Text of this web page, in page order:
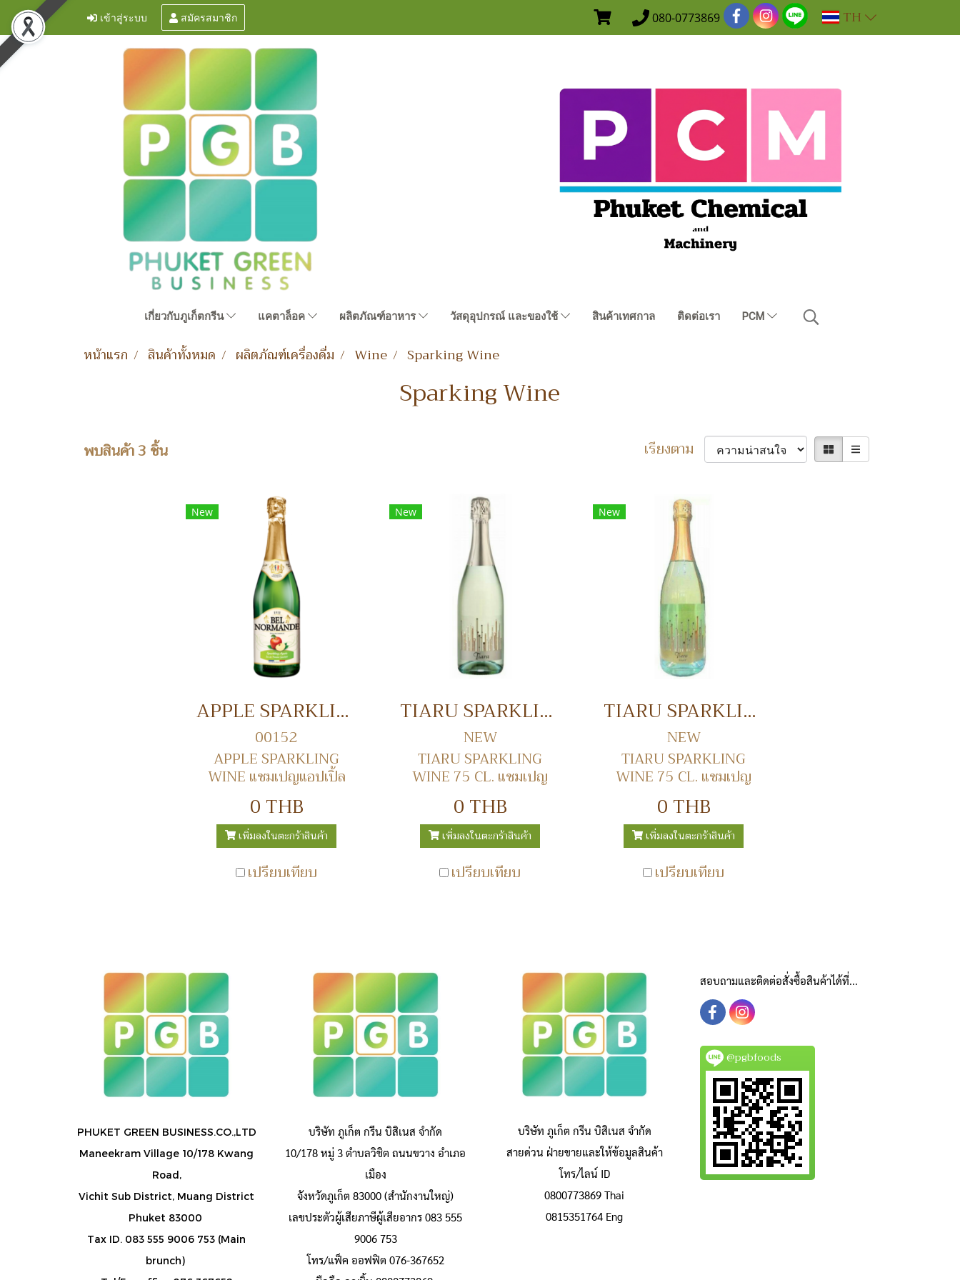
เข้าสู่ระบบ สมัครสมาชิก 080-0773869 TH
เกี่ยวกับภูเก็ตกรีน แคตาล็อค ผลิตภัณฑ์อาหาร วัสดุอุปกรณ์ และของใช้ สินค้าเทศกาล ติดต่อเรา PCM
หน้าแรก สินค้าทั้งหมด ผลิตภัณฑ์เครื่องดื่ม Wine Sparking Wine
Sparking Wine
พบสินค้า 3 ชิ้น เรียงตาม
New
APPLE SPARKLING WINE แชมเปญแอปเปิ้ล
00152
APPLE SPARKLING
WINE แชมเปญแอปเปิ้ล
0 THB
เพิ่มลงในตะกร้าสินค้า
เปรียบเทียบ
New
TIARU SPARKLING WINE 75 CL. แชมเปญ
NEW
TIARU SPARKLING
WINE 75 CL. แชมเปญ
0 THB
เพิ่มลงในตะกร้าสินค้า
เปรียบเทียบ
New
TIARU SPARKLING WINE 75 CL. แชมเปญ
NEW
TIARU SPARKLING
WINE 75 CL. แชมเปญ
0 THB
เพิ่มลงในตะกร้าสินค้า
เปรียบเทียบ
PHUKET GREEN BUSINESS.CO.,LTD
Maneekram Village 10/178 Kwang
Road,
Vichit Sub District, Muang District
Phuket 83000
Tax ID. 083 555 9006 753 (Main
brunch)
บริษัท ภูเก็ต กรีน บิสิเนส จำกัด
10/178 หมู่ 3 ตำบลวิชิต ถนนขวาง อำเภอ
เมือง
จังหวัดภูเก็ต 83000 (สำนักงานใหญ่)
เลขประตัวผู้เสียภาษีผู้เสียอากร 083 555
9006 753
โทร/แฟ็ค ออฟฟิต 076-367652
บริษัท ภูเก็ต กรีน บิสิเนส จำกัด
สายด่วน ฝ่ายขายและให้ข้อมูลสินค้า
โทร/ไลน์ ID
0800773869 Thai
0815351764 Eng
สอบถามและติดต่อสั่งซื้อสินค้าได้ที่...
@pgbfoods